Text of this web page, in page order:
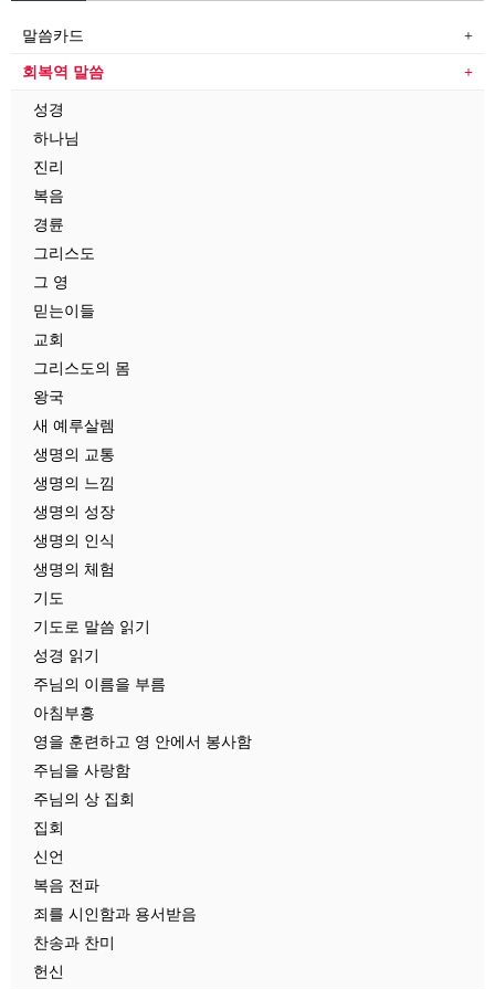
말씀카드
회복역 말씀
성경
하나님
진리
복음
경륜
그리스도
그 영
믿는이들
교회
그리스도의 몸
왕국
새 예루살렘
생명의 교통
생명의 느낌
생명의 성장
생명의 인식
생명의 체험
기도
기도로 말씀 읽기
성경 읽기
주님의 이름을 부름
아침부흥
영을 훈련하고 영 안에서 봉사함
주님을 사랑함
주님의 상 집회
집회
신언
복음 전파
죄를 시인함과 용서받음
찬송과 찬미
헌신